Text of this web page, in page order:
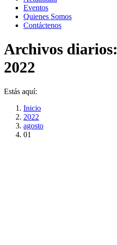
Eventos
Quienes Somos
Contáctenos
Archivos diarios:
2022
Estás aquí:
Inicio
2022
agosto
01